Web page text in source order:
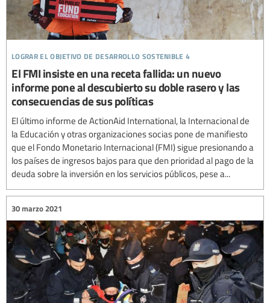
lograr el objetivo de desarrollo sostenible 4
El FMI insiste en una receta fallida: un nuevo
informe pone al descubierto su doble rasero y las
consecuencias de sus políticas
El último informe de ActionAid International, la Internacional de
la Educación y otras organizaciones socias pone de manifiesto
que el Fondo Monetario Internacional (FMI) sigue presionando a
los países de ingresos bajos para que den prioridad al pago de la
deuda sobre la inversión en los servicios públicos, pese a...
30 marzo 2021